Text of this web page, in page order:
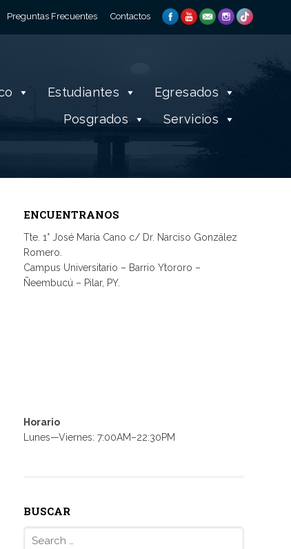
Preguntas Frecuentes Contactos
Estudiantes
Egresados
Posgrados
Servicios
ENCUENTRANOS
Tte. 1° José María Cano c/ Dr. Narciso González
Romero.
Campus Universitario – Barrio Ytororo –
Ñeembucú – Pilar, PY.
Horario
Lunes—Viernes: 7:00AM–22:30PM
BUSCAR